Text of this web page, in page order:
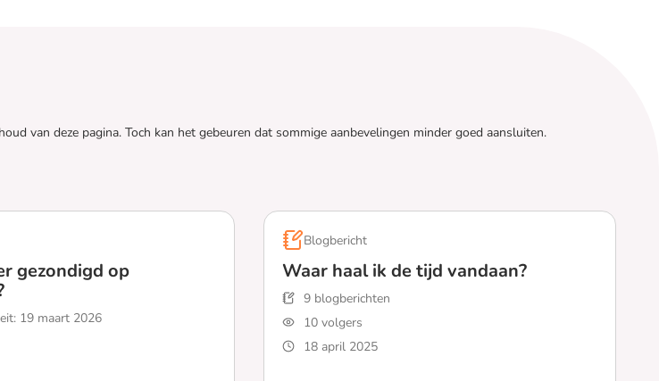
van deze pagina. Toch kan het gebeuren dat sommige aanbevelingen minder goed aansluiten.
gezondigd op
19 maart 2026
Blogbericht
Waar haal ik de tijd vandaan?
9 blogberichten
10 volgers
18 april 2025